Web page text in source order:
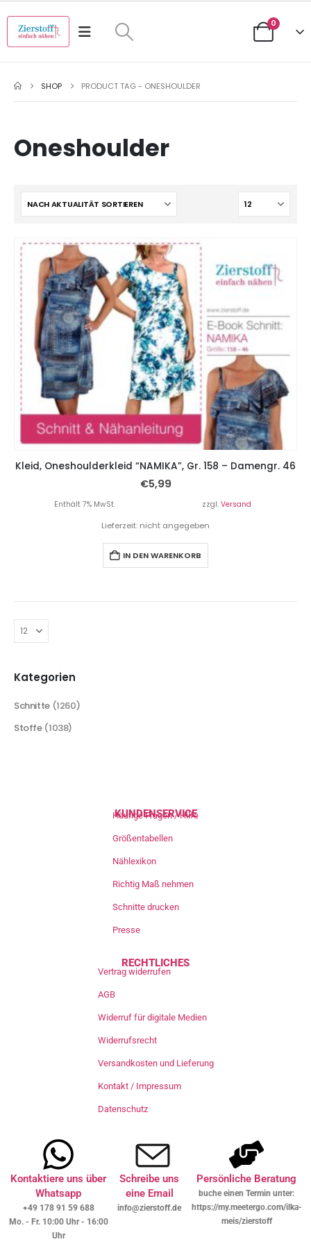
0
SHOP PRODUCT TAG - ONESHOULDER
Oneshoulder
Kleid, Oneshoulderkleid “NAMIKA”, Gr. 158 – Damengr. 46
€5,99
Enthält 7% MwSt. zzgl. Versand
Lieferzeit: nicht angegeben
IN DEN WARENKORB
Kategorien
Schnitte (1260)
Stoffe (1038)
KUNDENSERVICE
Häufige Fragen / Hilfe
Größentabellen
Nählexikon
Richtig Maß nehmen
Schnitte drucken
Presse
RECHTLICHES
Vertrag widerrufen
AGB
Widerruf für digitale Medien
Widerrufsrecht
Versandkosten und Lieferung
Kontakt / Impressum
Datenschutz
Kontaktiere uns über
Whatsapp
+49 178 91 59 688
Mo. - Fr. 10:00 Uhr - 16:00
Uhr
Schreibe uns
eine Email
info@zierstoff.de
Persönliche Beratung
buche einen Termin unter:
https://my.meetergo.com/ilka-
meis/zierstoff